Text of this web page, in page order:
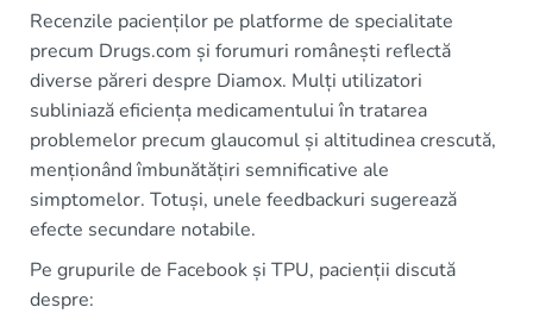
Recenzile pacienților pe platforme de specialitate
precum Drugs.com și forumuri românești reflectă
diverse păreri despre Diamox. Mulți utilizatori
subliniază eficiența medicamentului în tratarea
problemelor precum glaucomul și altitudinea crescută,
menționând îmbunătățiri semnificative ale
simptomelor. Totuși, unele feedbackuri sugerează
efecte secundare notabile.
Pe grupurile de Facebook și TPU, pacienții discută
despre: